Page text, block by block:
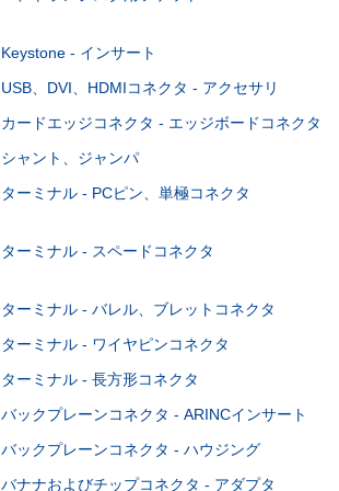
Keystone - インサート
USB、DVI、HDMIコネクタ - アクセサリ
カードエッジコネクタ - エッジボードコネクタ
シャント、ジャンパ
ターミナル - PCピン、単極コネクタ
ターミナル - スペードコネクタ
ターミナル - バレル、ブレットコネクタ
ターミナル - ワイヤピンコネクタ
ターミナル - 長方形コネクタ
バックプレーンコネクタ - ARINCインサート
バックプレーンコネクタ - ハウジング
バナナおよびチップコネクタ - アダプタ